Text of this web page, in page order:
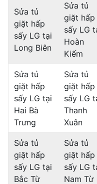
Sửa tủ
giặt hấp
sấy LG tại
Long Biên
Sửa tủ
giặt hấp
sấy LG
Hoàn
Kiếm
Sửa tủ
giặt hấp
sấy LG tại
Hai Bà
Trưng
Sửa tủ
giặt hấp
sấy LG
Thanh
Xuân
Sửa tủ
giặt hấp
sấy LG tại
Bắc Từ
Sửa tủ
giặt hấp
sấy LG
Nam Từ